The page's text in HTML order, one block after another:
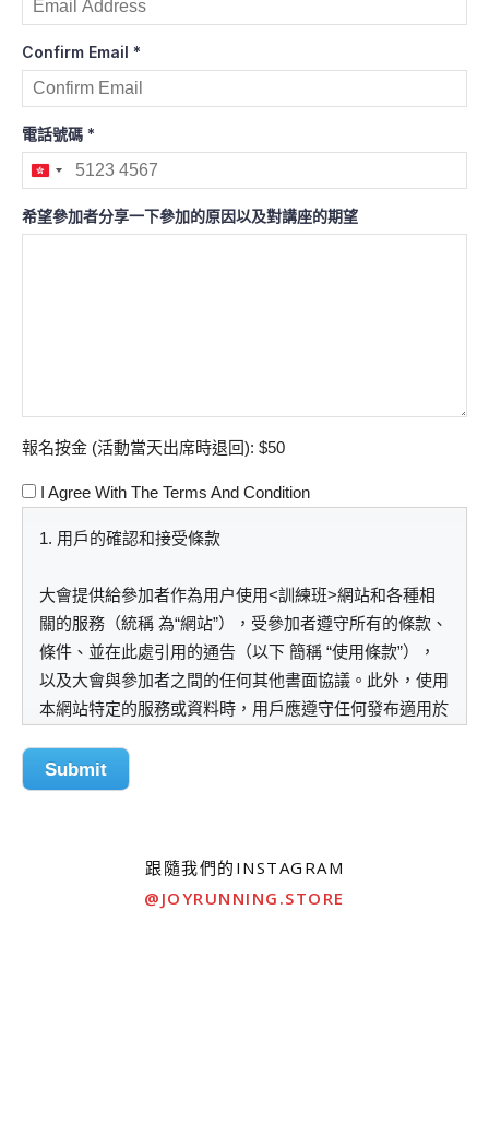
Confirm Email *
電話號碼 *
Hong
Kong
SAR
希望參加者分享一下參加的原因以及對講座的期望
報名按金 (活動當天出席時退回): $50
I Agree With The Terms And Condition
1. 用戶的確認和接受條款
大會提供給參加者作為用户使用<訓練班>網站和各種相
關的服務（統稱 為“網站”），受參加者遵守所有的條款、
條件、並在此處引用的通告（以下 簡稱 “使用條款”），
以及大會與參加者之間的任何其他書面協議。此外，使用
本網站特定的服務或資料時，用戶應遵守任何發布適用於
資料。所有這些指引或規則都歸納併入本使用條款。 若
使用本網站，參加者同意遵守這些使用條款。如果參加者
的補償，請停止使用本網站和/或那些特定的產品或服
務。當參加者開始使用本網站 ，參加者與大會關於遵守
Submit
跟隨我們的INSTAGRAM
@JOYRUNNING.STORE